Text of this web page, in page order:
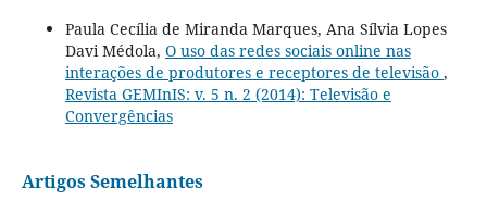
Paula Cecília de Miranda Marques, Ana Sílvia Lopes
Davi Médola, O uso das redes sociais online nas
interações de produtores e receptores de televisão ,
Revista GEMInIS: v. 5 n. 2 (2014): Televisão e
Convergências
Artigos Semelhantes